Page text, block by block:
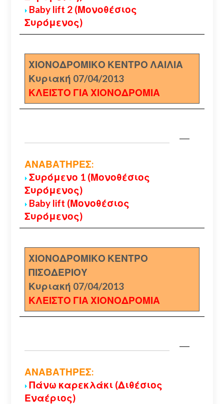
Baby lift 2 (Μονοθέσιος
Συρόμενος)
ΧΙΟΝΟΔΡΟΜΙΚΟ ΚΕΝΤΡΟ ΛΑΙΛΙΑ
Κυριακή 07/04/2013
ΚΛΕΙΣΤΟ ΓΙΑ ΧΙΟΝΟΔΡΟΜΙΑ
ΑΝΑΒΑΤΗΡΕΣ:
Συρόμενο 1 (Μονοθέσιος
Συρόμενος)
Baby lift (Μονοθέσιος
Συρόμενος)
ΧΙΟΝΟΔΡΟΜΙΚΟ ΚΕΝΤΡΟ
ΠΙΣΟΔΕΡΙΟΥ
Κυριακή 07/04/2013
ΚΛΕΙΣΤΟ ΓΙΑ ΧΙΟΝΟΔΡΟΜΙΑ
ΑΝΑΒΑΤΗΡΕΣ:
Πάνω καρεκλάκι (Διθέσιος
Εναέριος)